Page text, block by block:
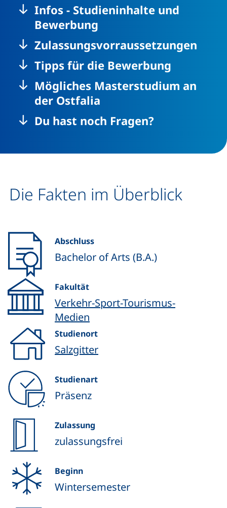
Infos - Studieninhalte und
Bewerbung
Zulassungsvorraussetzungen
Tipps für die Bewerbung
Mögliches Masterstudium an
der Ostfalia
Du hast noch Fragen?
Die Fakten im Überblick
Abschluss
Bachelor of Arts (B.A.)
Fakultät
Verkehr-Sport-Tourismus-
Medien
Studienort
Salzgitter
Studienart
Präsenz
Zulassung
zulassungsfrei
Beginn
Wintersemester